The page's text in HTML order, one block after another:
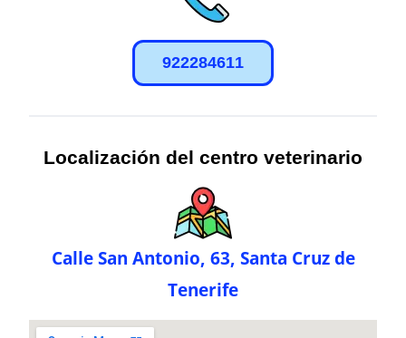
922284611
Localización del centro veterinario
Calle San Antonio, 63, Santa Cruz de
Tenerife